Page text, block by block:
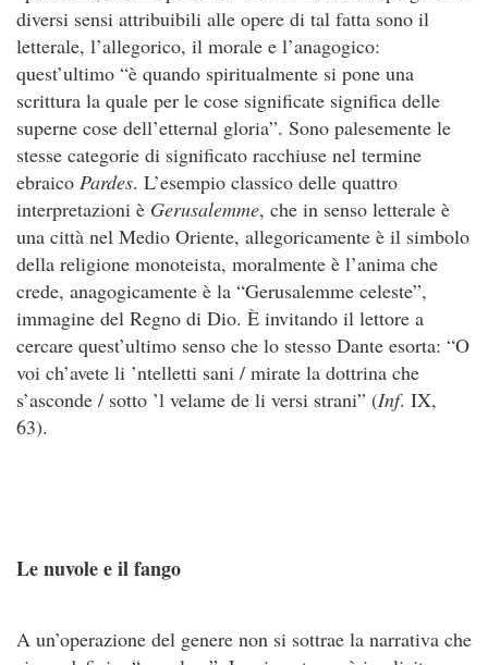
diversi sensi attribuibili alle opere di tal fatta sono il
letterale, l’allegorico, il morale e l’anagogico:
quest’ultimo “è quando spiritualmente si pone una
scrittura la quale per le cose significate significa delle
superne cose dell’etternal gloria”. Sono palesemente le
stesse categorie di significato racchiuse nel termine
ebraico Pardes. L’esempio classico delle quattro
interpretazioni è Gerusalemme, che in senso letterale è
una città nel Medio Oriente, allegoricamente è il simbolo
della religione monoteista, moralmente è l’anima che
crede, anagogicamente è la “Gerusalemme celeste”,
immagine del Regno di Dio. È invitando il lettore a
cercare quest’ultimo senso che lo stesso Dante esorta: “O
voi ch’avete li ’ntelletti sani / mirate la dottrina che
s’asconde / sotto ’l velame de li versi strani” (Inf. IX,
63).
Le nuvole e il fango
A un’operazione del genere non si sottrae la narrativa che